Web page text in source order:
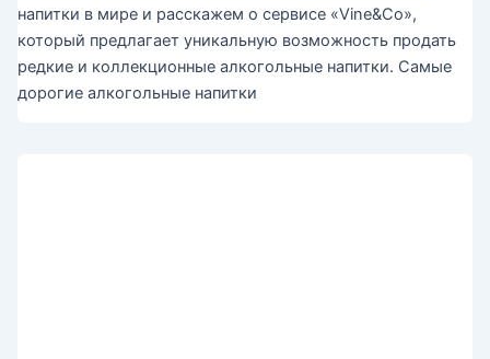
напитки в мире и расскажем о сервисе «Vine&Co»,
который предлагает уникальную возможность продать
редкие и коллекционные алкогольные напитки. Самые
дорогие алкогольные напитки